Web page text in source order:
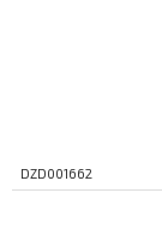
DZD001662